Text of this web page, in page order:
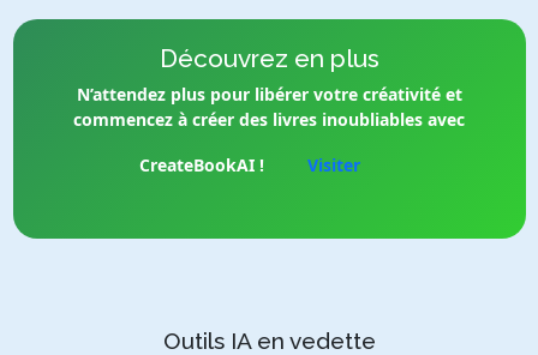
Découvrez en plus
N’attendez plus pour libérer votre créativité et
commencez à créer des livres inoubliables avec
CreateBookAI !
Visiter
Outils IA en vedette